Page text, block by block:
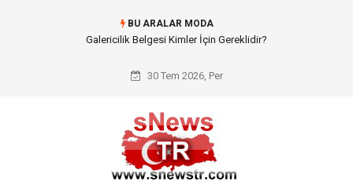
BU ARALAR MODA
Doküman Yönetimi ile Kurumsal Hafızanın Dijitalleşmesi
30 Tem 2026, Per